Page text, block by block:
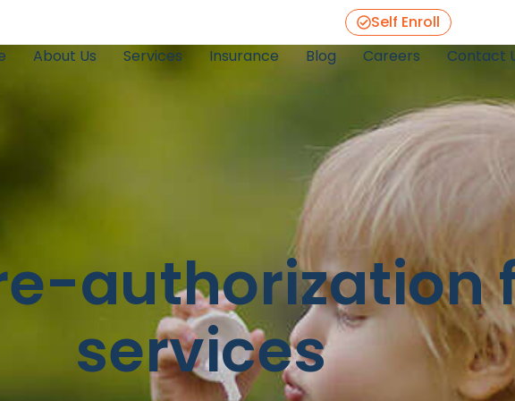
Self Enroll
About Us Services Insurance Blog Careers Contact
authorization
services